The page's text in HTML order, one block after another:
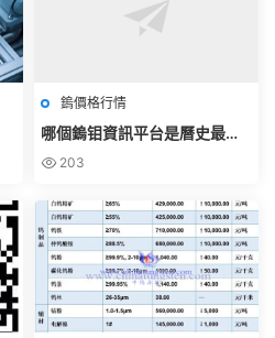
鎢價格行情
哪個鎢钼資訊平台是曆史最
長、專業、權威和完全免費
203